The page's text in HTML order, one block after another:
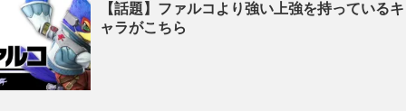
【話題】ファルコより強い上強を持っているキ
ャラがこちら